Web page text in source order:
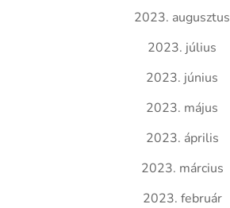
2023. augusztus
2023. július
2023. június
2023. május
2023. április
2023. március
2023. február